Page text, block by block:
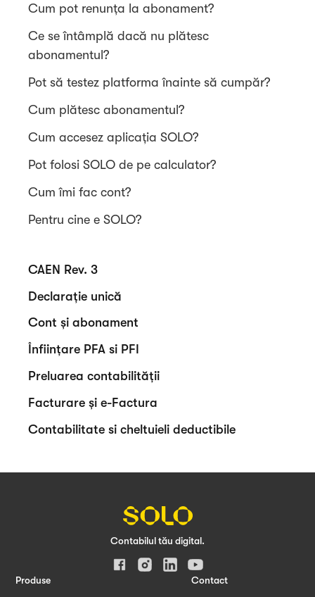
Cum pot renunța la abonament?
Ce se întâmplă dacă nu plătesc
abonamentul?
Pot să testez platforma înainte să cumpăr?
Cum plătesc abonamentul?
Cum accesez aplicația SOLO?
Pot folosi SOLO de pe calculator?
Cum îmi fac cont?
Pentru cine e SOLO?
CAEN Rev. 3
Declarație unică
Cont și abonament
Înființare PFA si PFI
Preluarea contabilității
Facturare și e-Factura
Contabilitate si cheltuieli deductibile
Contabilul tău digital.
Contact
Produse